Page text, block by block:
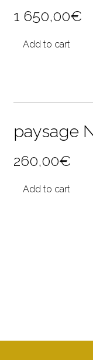
1 650,00€
Add to cart
paysage
260,00€
Add to cart